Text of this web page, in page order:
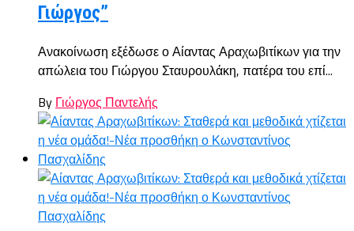
Γιώργος”
Ανακοίνωση εξέδωσε ο Αίαντας Αραχωβιτίκων για την
απώλεια του Γιώργου Σταυρουλάκη, πατέρα του επί...
By Γιώργος Παντελής